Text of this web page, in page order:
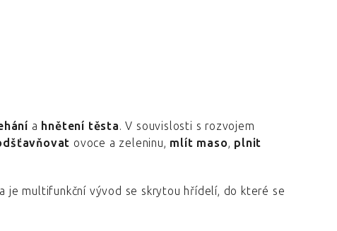
a hnětení těsta. V souvislosti s rozvojem
ovoce a zeleninu, mlít maso, plnit
je multifunkční vývod se skrytou hřídelí, do které se